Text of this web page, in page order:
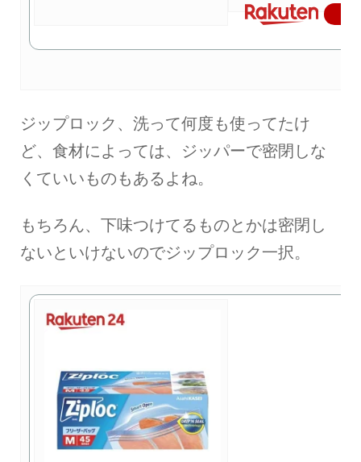
ジップロック、洗って何度も使ってたけ
ど、食材によっては、ジッパーで密閉しな
くていいものもあるよね。
もちろん、下味つけてるものとかは密閉し
ないといけないのでジップロック一択。